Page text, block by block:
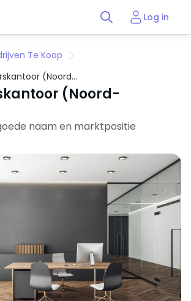
Log in
Te Koop
(Noord-
(Noord-
naam en marktpositie